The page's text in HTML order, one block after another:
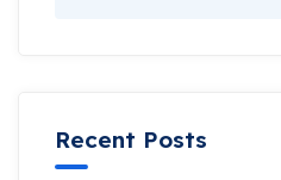
Recent Posts